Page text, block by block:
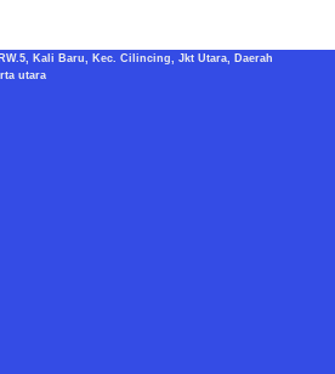
Kali Baru, Kec. Cilincing, Jkt Utara, Daerah
utara